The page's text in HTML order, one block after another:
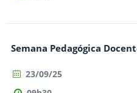
Semana Pedagógica
23/09/25